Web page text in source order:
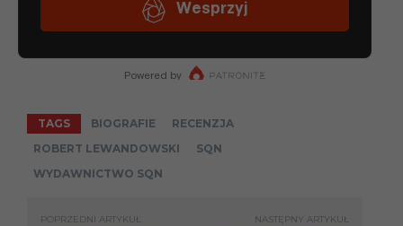
TAGS BIOGRAFIE
RECENZJA
ROBERT LEWANDOWSKI
SQN
WYDAWNICTWO SQN
POPRZEDNI ARTYKUŁ NASTĘPNY ARTYKUŁ